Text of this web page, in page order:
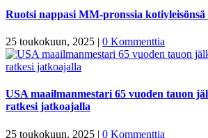
Ruotsi nappasi MM-pronssia kotiyleisönsä
25 toukokuun, 2025 | 0 Kommenttia
USA maailmanmestari 65 vuoden tauon
ratkesi jatkoajalla
25 toukokuun, 2025 | 0 Kommenttia